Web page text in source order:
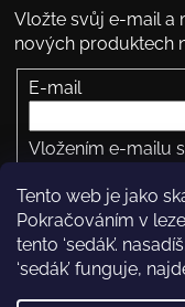
Tento web je jako
Pokračováním v
tento ‘sedák’.
‘sedák’ funguje,
Vložte svůj e-mail a
nových produktech
E-mail
Vložením e-mailu
PŘIHLÁSIT SE